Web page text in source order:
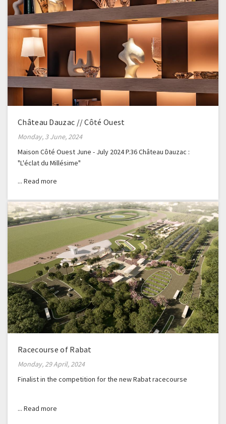
Château Dauzac // Côté Ouest
Monday, 3 June, 2024
Maison Côté Ouest June - July 2024 P.36 Château Dauzac :
"L'éclat du Millésime"
Racecourse of Rabat
Monday, 29 April, 2024
Finalist in the competition for the new Rabat racecourse